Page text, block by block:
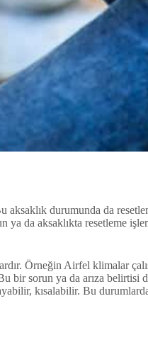
durumunda da
ya da aksaklıkta resetleme
Örneğin Airfel klimalar
bir sorun ya da arıza belirtisi
kısalabilir. Bu